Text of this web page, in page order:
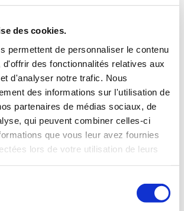
des cookies.
permettent de personnaliser le contenu
d'offrir des fonctionnalités relatives aux
d'analyser notre trafic. Nous
des informations sur l'utilisation de
partenaires de médias sociaux, de
qui peuvent combiner celles-ci
que vous leur avez fournies
lors de votre utilisation de leurs
Calypso Belmondo